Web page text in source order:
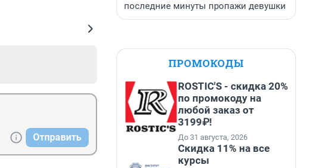
Отправить
последние минуты пропажи девушки
ПРОМОКОДЫ
ROSTIC'S - скидка 20%
по промокоду на
любой заказ от
3199₽!
До 31 августа, 2026
Скидка 11% на все
курсы